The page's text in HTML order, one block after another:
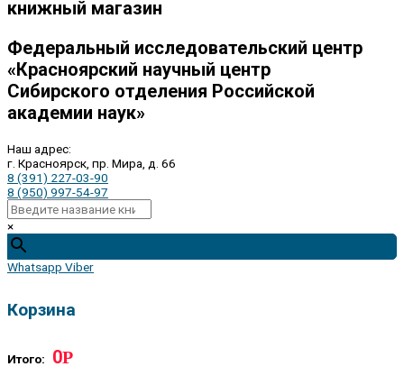
книжный магазин
Федеральный исследовательский центр
«Красноярский научный центр
Сибирского отделения Российской
академии наук»
Наш адрес:
г. Красноярск, пр. Мира, д. 66
8 (391) 227-03-90
8 (950) 997-54-97
×
Whatsapp Viber
Корзина
Итого: 0Р